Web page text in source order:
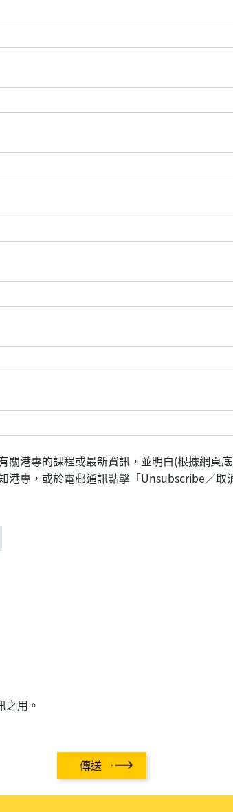
港專的課程或最新資訊，並明白(根據網頁
專，或於電郵通訊點擊「Unsubscribe／取
用。
傳送